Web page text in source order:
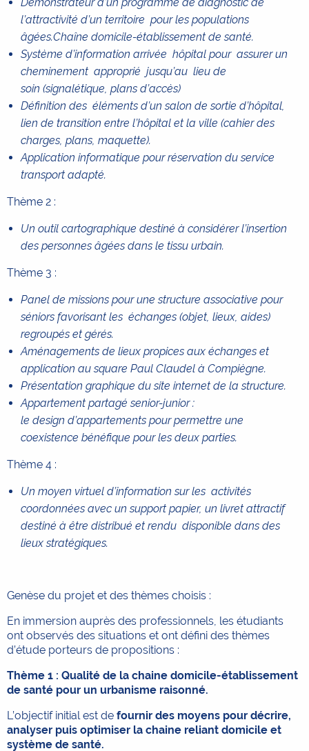
l’attractivité d’un territoire pour les populations
âgées.Chaîne domicile-établissement de santé.
Système d’information arrivée hôpital pour assurer un
cheminement approprié jusqu’au lieu de
soin (signalétique, plans d’accès)
Définition des éléments d’un salon de sortie d’hôpital,
lien de transition entre l’hôpital et la ville (cahier des
charges, plans, maquette).
Application informatique pour réservation du service
transport adapté.
Thème 2 :
Un outil cartographique destiné à considérer l’insertion
des personnes âgées dans le tissu urbain.
Thème 3 :
Panel de missions pour une structure associative pour
séniors favorisant les échanges (objet, lieux, aides)
regroupés et gérés.
Aménagements de lieux propices aux échanges et
application au square Paul Claudel à Compiègne.
Présentation graphique du site internet de la structure.
Appartement partagé senior-junior :
le design d’appartements pour permettre une
coexistence bénéfique pour les deux parties.
Thème 4 :
Un moyen virtuel d’information sur les activités
coordonnées avec un support papier, un livret attractif
destiné à être distribué et rendu disponible dans des
lieux stratégiques.
Genèse du projet et des thèmes choisis :
En immersion auprès des professionnels, les étudiants
ont observés des situations et ont défini des thèmes
d’étude porteurs de propositions :
Thème 1 : Qualité de la chaine domicile-établissement
de santé pour un urbanisme raisonné.
L’objectif initial est de fournir des moyens pour décrire,
analyser puis optimiser la chaine reliant domicile et
système de santé.